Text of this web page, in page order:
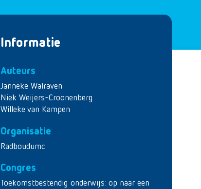
Informatie
Auteurs
Janneke Walraven
Niek Weijers-Croonenberg
Willeke van Kampen
Organisatie
Radboudumc
Congres
Toekomstbestendig onderwijs: op naar een